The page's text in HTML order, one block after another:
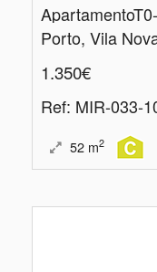
1.350€
Ref: MIR-033-
52 m2